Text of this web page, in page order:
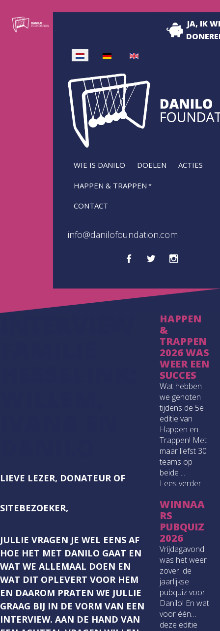
Selecteer de taal
WIE IS DANILO DOELEN ACTIES
HAPPEN & TRAPPEN
CONTACT
info@danilofoundation.com
JA, IK
LIEVE LEZER, DONATEUR OF
SITEBEZOEKER,
JULLIE VRAGEN JE WEL EENS AF
HOE HET MET DANILO GAAT EN
WAT WE ALLEMAAL DOEN EN
WAT DIT OPLEVERT VOOR HEM
EN DAAROM PRATEN WE JULLIE
GRAAG BIJ IN DE VORM VAN EEN
INTERVIEW. AAN DE HAND VAN
HAPPEN
&
TRAPPEN
2026 WAS
WEER EEN
SUCCES
Wat hebben
we genoten
tijdens de 5e
editie van
Happen en
Trappen! Met
maar liefst 30
teams op
beide ...
Lees verder
WINNAA
RS
PUBQUIZ
2026
Vrijdagavond
was het weer
zover: de
jaarlijkse
pubquiz voor
Danilo! En wat
voor één…
deze editie